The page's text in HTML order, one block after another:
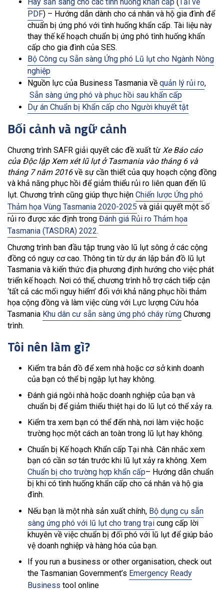
Hãy sẵn sàng cho các tình huống khẩn cấp ( Tải về
PDF) – Hướng dẫn dành cho cá nhân và hộ gia đình để
chuẩn bị ứng phó với tình huống khẩn cấp. Tài liệu này
thay thế kế hoạch chuẩn bị ứng phó tình huống khẩn
cấp cho gia đình của SES.
Bộ Công cụ Sẵn sàng Ứng phó Lũ lụt cho Ngành Nông
nghiệp
Nguồn lực của Business Tasmania về quản lý rủi ro,
Sẵn sàng ứng phó và phục hồi sau khẩn cấp
Dự án Chuẩn bị Khẩn cấp cho Người khuyết tật
Bối cảnh và ngữ cảnh
Chương trình SAFR giải quyết các đề xuất từ Xe Báo cáo
của Độc lập Xem xét lũ lụt ở Tasmania vào tháng 6 và
tháng 7 năm 2016về sự cần thiết của quy hoạch cộng đồng
và khả năng phục hồi để giảm thiểu rủi ro liên quan đến lũ
lụt. Chương trình cũng giúp thực hiện Chiến lược Ứng phó
Thảm họa Vùng Tasmania 2020-2025 và giải quyết một số
rủi ro được xác định trong Đánh giá Rủi ro Thảm họa
Tasmania (TASDRA) 2022.
Chương trình ban đầu tập trung vào lũ lụt sông ở các cộng
đồng có nguy cơ cao. Thông tin từ dự án lập bản đồ lũ lụt
Tasmania và kiến thức địa phương định hướng cho việc phát
triển kế hoạch. Nơi có thể, chương trình hỗ trợ cách tiếp cận
‘tất cả các mối nguy hiểm’ đối với khả năng phục hồi thảm
họa cộng đồng và làm việc cùng với Lực lượng Cứu hỏa
Tasmania Khu dân cư sẵn sàng ứng phó cháy rừng Chương
trình.
Tôi nên làm gì?
Kiểm tra bản đồ để xem nhà hoặc cơ sở kinh doanh
của bạn có thể bị ngập lụt hay không.
Đánh giá ngôi nhà hoặc doanh nghiệp của bạn và
chuẩn bị để giảm thiểu thiệt hại do lũ lụt có thể xảy ra.
Kiểm tra xem bạn có thể đến nhà, nơi làm việc hoặc
trường học một cách an toàn trong lũ lụt hay không.
Chuẩn bị Kế hoạch Khẩn cấp Tại nhà. Cân nhắc xem
bạn có cần sơ tán trước khi lũ lụt xảy ra không. Xem
Chuẩn bị cho trường hợp khẩn cấp– Hướng dẫn chuẩn
bị khi có tình huống khẩn cấp cho cá nhân và hộ gia
đình.
Nếu bạn là một nhà sản xuất chính, Bộ dụng cụ sẵn
sàng ứng phó với lũ lụt cho trang trại cung cấp lời
khuyên về việc chuẩn bị đối phó với lũ lụt để giúp bảo
vệ doanh nghiệp và hàng hóa của bạn.
If you run a business or other organisation, check out
the Tasmanian Government’s Emergency Ready
Business tool online